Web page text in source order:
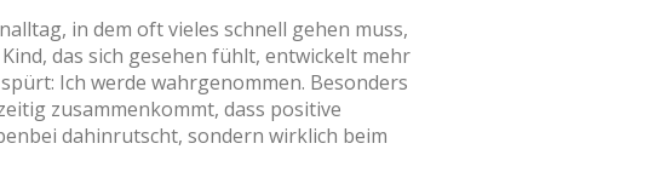
in dem oft vieles schnell gehen muss,
das sich gesehen fühlt, entwickelt mehr
Ich werde wahrgenommen. Besonders
zusammenkommt, dass positive
dahinrutscht, sondern wirklich beim